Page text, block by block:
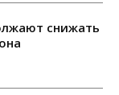
снижать